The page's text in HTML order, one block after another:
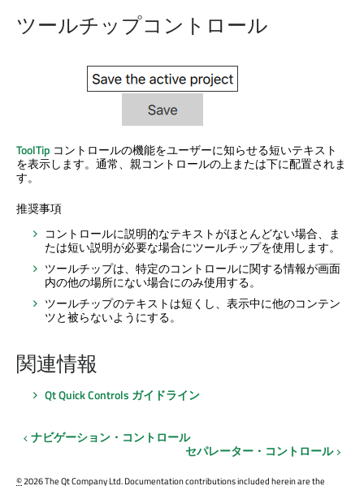
ツールチップコントロール
ToolTip コントロールの機能をユーザーに知らせる短いテキスト
を表示します。通常、親コントロールの上または下に配置されま
す。
推奨事項
コントロールに説明的なテキストがほとんどない場合、ま
たは短い説明が必要な場合にツールチップを使用します。
ツールチップは、特定のコントロールに関する情報が画面
内の他の場所にない場合にのみ使用する。
ツールチップのテキストは短くし、表示中に他のコンテン
ツと被らないようにする。
関連情報
Qt Quick Controls ガイドライン
ナビゲーション・コントロール
セパレーター・コントロール
©2026 The Qt Company Ltd. Documentation contributions included herein are the